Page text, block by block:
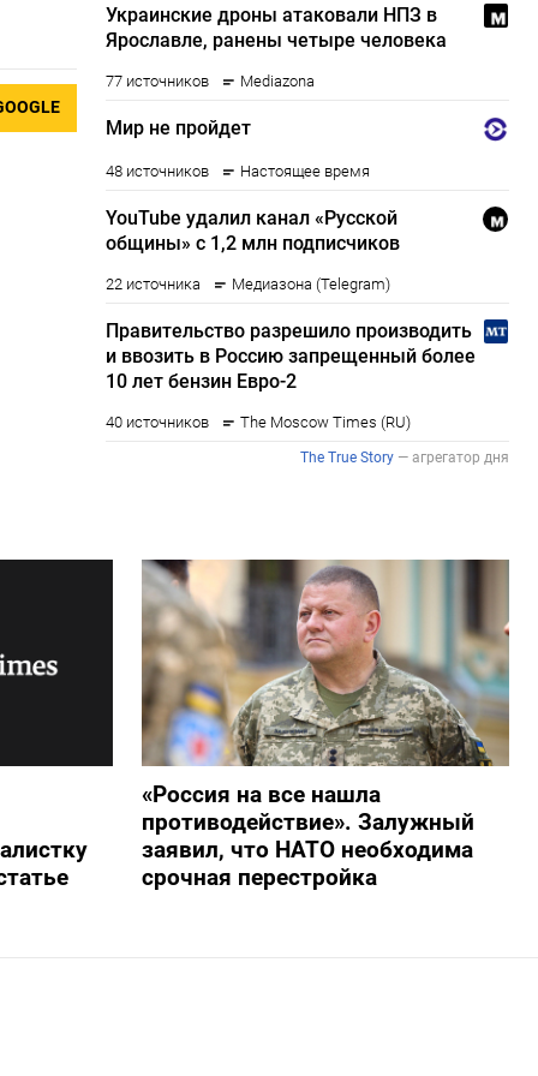
«Россия на все нашла
противодействие». Залужный
заявил, что НАТО необходима
срочная перестройка